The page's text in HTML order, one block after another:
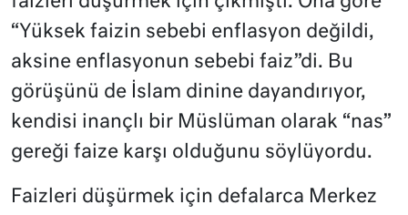
“Yüksek faizin sebebi enflasyon değildi,
aksine enflasyonun sebebi faiz”di. Bu
görüşünü de İslam dinine dayandırıyor,
kendisi inançlı bir Müslüman olarak “nas”
gereği faize karşı olduğunu söylüyordu.
Faizleri düşürmek için defalarca Merkez